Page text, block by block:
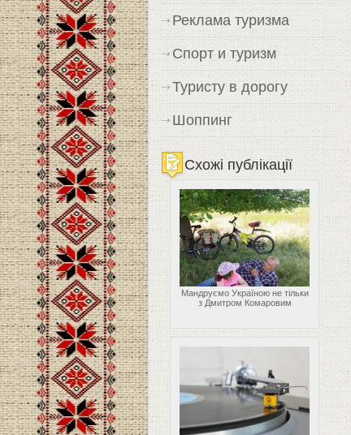
Реклама туризма
Спорт и туризм
Туристу в дорогу
Шоппинг
Схожі публікації
Мандруємо Україною не тільки
з Дмитром Комаровим